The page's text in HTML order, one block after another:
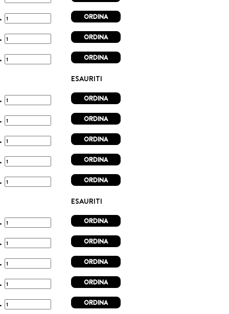
ORDINA
ORDINA
ORDINA
ESAURITI
ORDINA
ORDINA
ORDINA
ORDINA
ORDINA
ESAURITI
ORDINA
ORDINA
ORDINA
ORDINA
ORDINA